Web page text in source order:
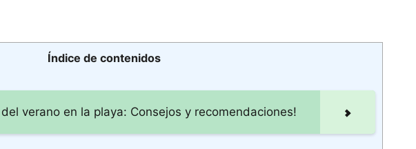
Índice de contenidos
verano en la playa: Consejos y recomendaciones!